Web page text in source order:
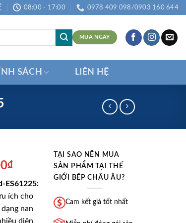
08:00 - 17:00 0978 409 098/0903 160 644
MUA NGAY
SÁCH LIÊN HỆ
₫Giá
tại
là:
1.880.000₫.
ES61225:
ích cho
nan
diện
TẠI SAO NÊN MUA
SẢN PHẨM TẠI THẾ
GIỚI BẾP CHÂU ÂU?
Cam kết giá tốt nhất